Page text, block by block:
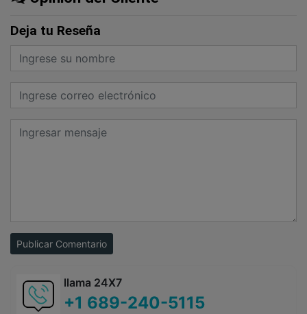
Deja tu Reseña
Publicar Comentario
llama 24X7
+1 689-240-5115